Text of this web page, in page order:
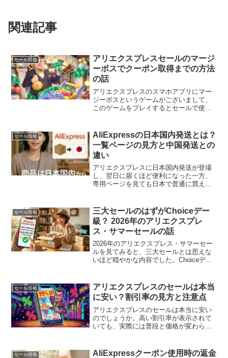
関連記事
セール情報
アリエクスプレスセールのマージ
ーボスでクーポン取得までの方法
の話
アリエクスプレスのスマホアプリにマー
ジーボスというゲームがございまして、
このゲームをプレイするとセールで使用
ラックフライデーセールでもこのゲーム
で一定の得点を重ね...
セール情報
AliExpressの日本国内発送とは？
一覧ページの見方と中国発送との
違い
アリエクスプレスに日本国内発送が登場
し、翌日に届くほど便利になった一方、
専用ページを見ても日本で普通に買える
を見ると中国発送の方が魅力的に感じる
場面もあります。
セール情報
三大セールのはずがChoiceデー
級？ 2026年のアリエクスプレ
ス・サマーセールの話
2026年のアリエクスプレス・サマーセー
ルを見てみると、三大セールとは思えな
いほど穏やかな内容でした。Choiceデー
セール情報
アリエクスプレスのセールは本当
に安い？割引率の見方と注意点
アリエクスプレスのセールは本当に安い
のでしょうか。高い割引率が表示されて
いても、実際には普段と価格が変わらな
解説します。
セール情報
AliExpressクーポン使用時の返金